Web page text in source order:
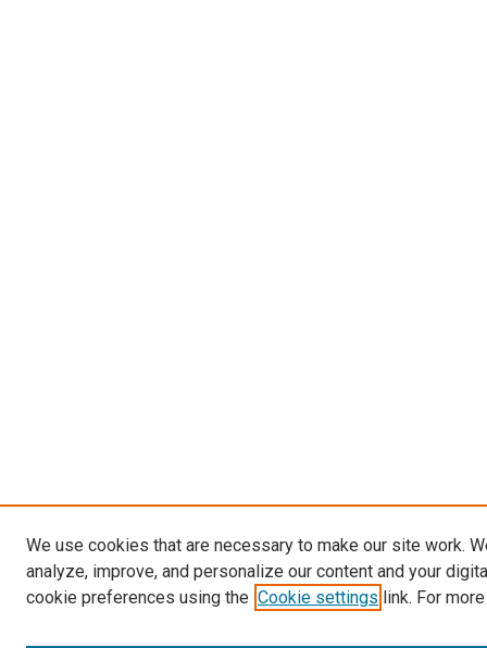
We use cookies that are necessary to make our site work.
analyze, improve, and personalize our content and your
cookie preferences using the Cookie settings link. For